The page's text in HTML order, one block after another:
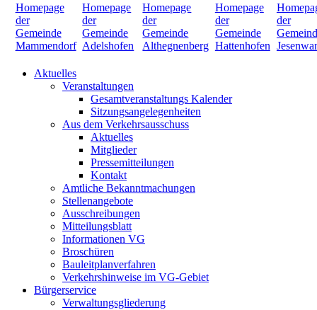
Aktuelles
Veranstaltungen
Gesamtveranstaltungs Kalender
Sitzungsangelegenheiten
Aus dem Verkehrsausschuss
Aktuelles
Mitglieder
Pressemitteilungen
Kontakt
Amtliche Bekanntmachungen
Stellenangebote
Ausschreibungen
Mitteilungsblatt
Informationen VG
Broschüren
Bauleitplanverfahren
Verkehrshinweise im VG-Gebiet
Bürgerservice
Verwaltungsgliederung